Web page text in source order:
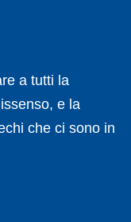
a tutti la
e la
che ci sono in